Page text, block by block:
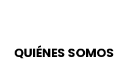
QUIÉNES SOMOS